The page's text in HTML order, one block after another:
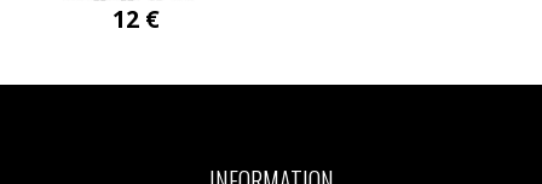
12 €